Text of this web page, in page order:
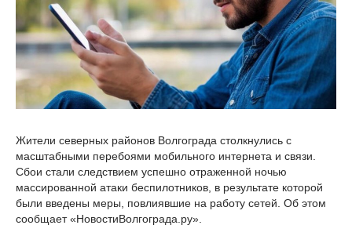
Жители северных районов Волгограда столкнулись с
масштабными перебоями мобильного интернета и связи.
Сбои стали следствием успешно отраженной ночью
массированной атаки беспилотников, в результате которой
были введены меры, повлиявшие на работу сетей. Об этом
сообщает «НовостиВолгограда.ру».